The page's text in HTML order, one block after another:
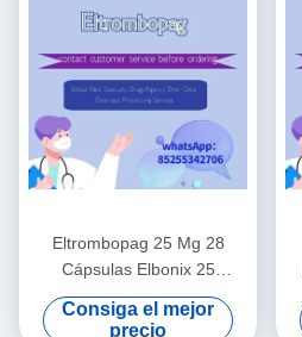
Eltrombopag 25 Mg 28
Cápsulas Elbonix 25
Medicamentos para el
tratamiento de la
Consiga el mejor
precio